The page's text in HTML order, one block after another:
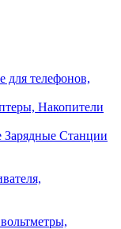
для телефонов,
Накопители
Станции